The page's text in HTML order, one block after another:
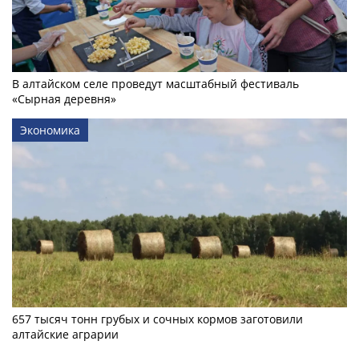
В алтайском селе проведут масштабный фестиваль
«Сырная деревня»
Экономика
657 тысяч тонн грубых и сочных кормов заготовили
алтайские аграрии